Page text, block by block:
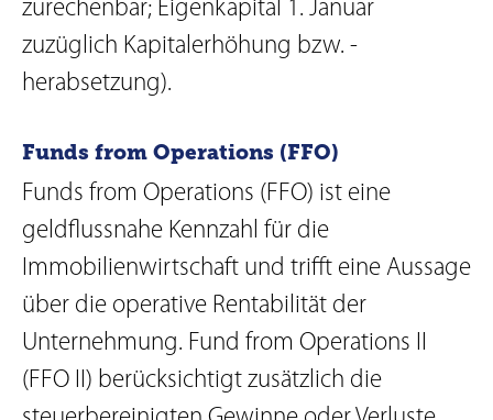
zurechenbar; Eigenkapital 1. Januar
zuzüglich Kapitalerhöhung bzw. -
herabsetzung).
Funds from Operations (FFO)
Funds from Operations (FFO) ist eine
geldflussnahe Kennzahl für die
Immobilienwirtschaft und trifft eine Aussage
über die operative Rentabilität der
Unternehmung. Fund from Operations II
(FFO II) berücksichtigt zusätzlich die